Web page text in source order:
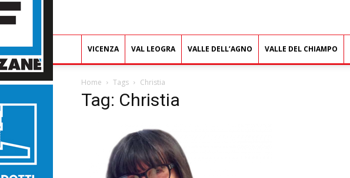
VICENZA VAL LEOGRA VALLE DELL’AGNO VALLE DEL CHIAMPO
Home Tags Christia
Tag: Christia